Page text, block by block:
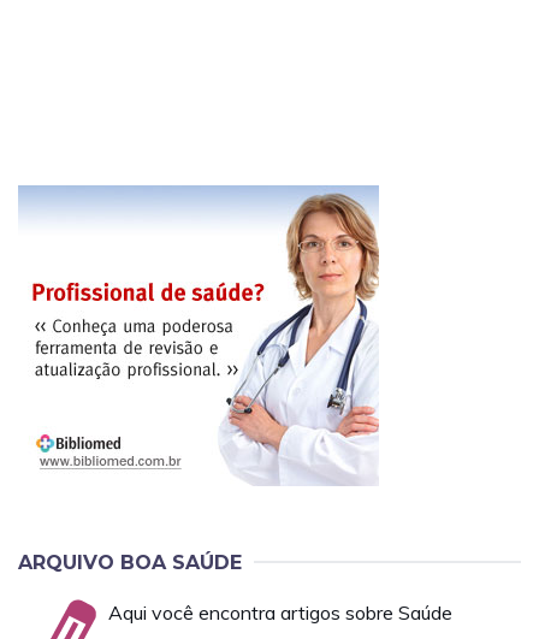
ARQUIVO BOA SAÚDE
Aqui você encontra artigos sobre Saúde